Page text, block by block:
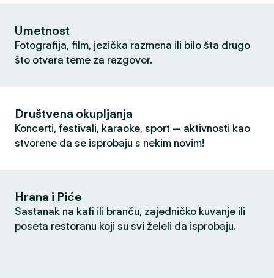
Umetnost
Fotografija, film, jezička razmena ili bilo šta drugo
što otvara teme za razgovor.
Društvena okupljanja
Koncerti, festivali, karaoke, sport — aktivnosti kao
stvorene da se isprobaju s nekim novim!
Hrana i Piće
Sastanak na kafi ili branču, zajedničko kuvanje ili
poseta restoranu koji su svi želeli da isprobaju.